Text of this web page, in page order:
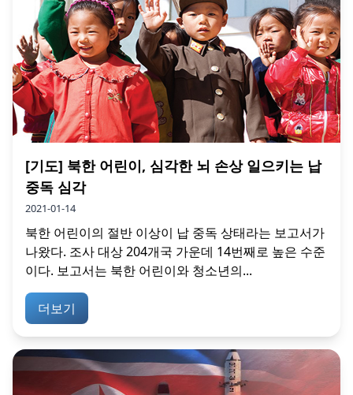
[기도] 북한 어린이, 심각한 뇌 손상 일으키는 납
중독 심각
2021-01-14
북한 어린이의 절반 이상이 납 중독 상태라는 보고서가
나왔다. 조사 대상 204개국 가운데 14번째로 높은 수준
이다. 보고서는 북한 어린이와 청소년의...
더보기